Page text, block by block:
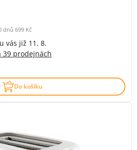
dnů 699 Kč
u vás již 11. 8.
39 prodejnách
Do košíku